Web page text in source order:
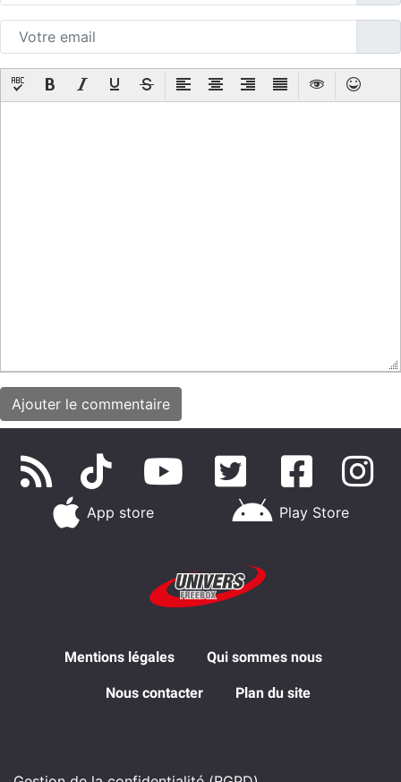
App store Play Store
Mentions légales Qui sommes nous
Nous contacter Plan du site